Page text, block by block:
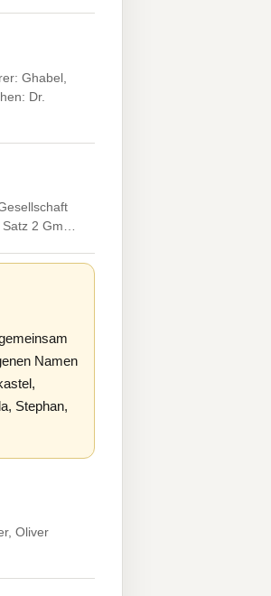
Ghabel,
Dr.
Satz 2 Gm…
Namen
Stephan,
Oliver